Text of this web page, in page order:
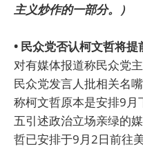
主义炒作的一部分。）
• 民众党否认柯文哲将
对有媒体报道称民众党
民众党发言人批相关名
称柯文哲原本是安排9
五引述政治立场亲绿的
哲已安排于9月2日前往